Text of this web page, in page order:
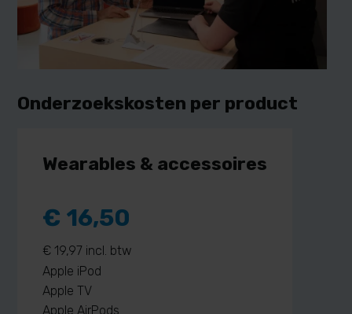
Onderzoekskosten per product
Wearables & accessoires
€ 16,50
€ 19,97 incl. btw
Apple iPod
Apple TV
Apple AirPods